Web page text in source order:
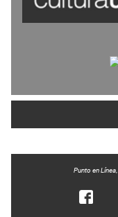
Punto en Línea